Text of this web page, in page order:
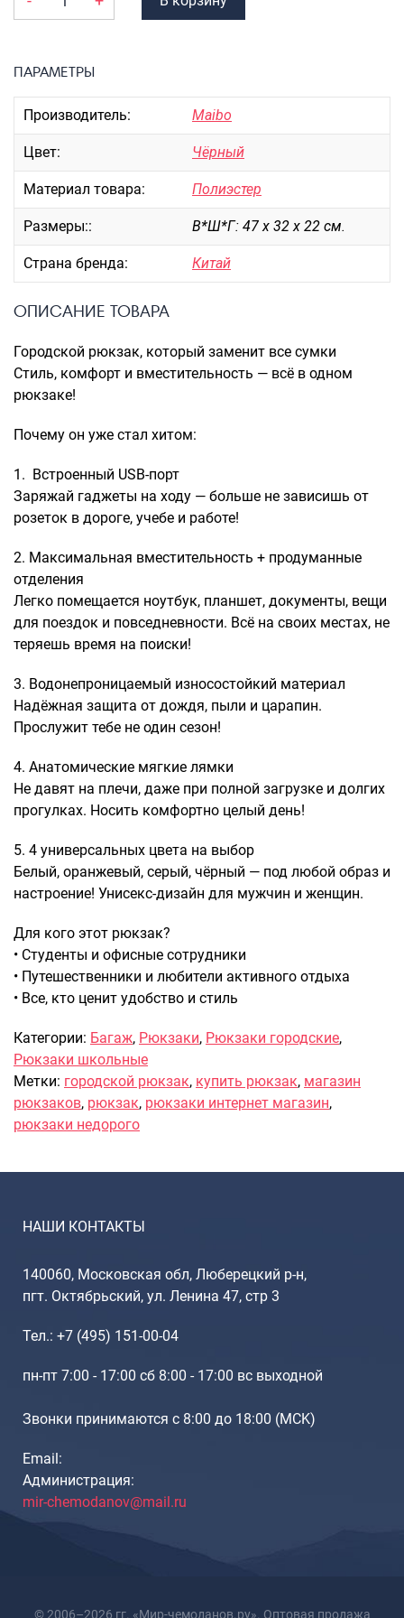
Мешки для обуви
Пеналы для школы
Новинки
Багаж
Чемоданы оптом
Чемоданы на колесах
Чемоданы детские
Рюкзаки детские для детских
чемоданов
Саквояжи
Сумки
Сумки колесные
Сумки деловые
Сумки пляжные
Сумки для ноутбуков
Сумки-рюкзаки на колёсах
Сумки детские
Рюкзаки
Рюкзаки городские
Рюкзаки школьные
Рюкзаки подростковые
Рюкзаки детские
Рюкзаки туристические
Рюкзаки на колесах
ШОППЕРЫ
Кейсы и планшеты
Планшеты
Аксессуары
Чехлы для чемоданов
ПАРАМЕТРЫ
Производитель: Maibo
Цвет: Чёрный
Материал товара: Полиэстер
Размеры:: В*Ш*Г: 47 х 32 х 22 см.
Страна бренда: Китай
ОПИСАНИЕ ТОВАРА
Городской рюкзак, который заменит все сумки
Стиль, комфорт и вместительность — всё в одном
рюкзаке!
Почему он уже стал хитом:
1. Встроенный USB-порт
Заряжай гаджеты на ходу — больше не зависишь от
розеток в дороге, учебе и работе!
2. Максимальная вместительность + продуманные
отделения
Легко помещается ноутбук, планшет, документы, вещи
для поездок и повседневности. Всё на своих местах, не
теряешь время на поиски!
3. Водонепроницаемый износостойкий материал
Надёжная защита от дождя, пыли и царапин.
Прослужит тебе не один сезон!
4. Анатомические мягкие лямки
Не давят на плечи, даже при полной загрузке и долгих
прогулках. Носить комфортно целый день!
5. 4 универсальных цвета на выбор
Белый, оранжевый, серый, чёрный — под любой образ и
настроение! Унисекс-дизайн для мужчин и женщин.
Для кого этот рюкзак?
• Студенты и офисные сотрудники
• Путешественники и любители активного отдыха
• Все, кто ценит удобство и стиль
Категории: Багаж, Рюкзаки, Рюкзаки городские,
Рюкзаки школьные
Метки: городской рюкзак, купить рюкзак, магазин
рюкзаков, рюкзак, рюкзаки интернет магазин,
рюкзаки недорого
НАШИ КОНТАКТЫ
140060, Московская обл, Люберецкий р-н,
пгт. Октябрьский, ул. Ленина 47, стр 3
Тел.: +7 (495) 151-00-04
пн-пт 7:00 - 17:00 сб 8:00 - 17:00 вс выходной
Звонки принимаются с 8:00 до 18:00 (МCK)
Email:
Администрация:
mir-chemodanov@mail.ru
© 2006–2026 гг. «Мир-чемоданов.ру». Оптовая продажа